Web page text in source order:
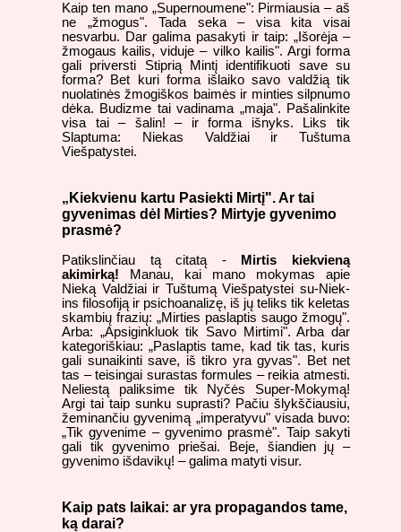
Kaip ten mano „Supernoumene": Pirmiausia – aš
ne „žmogus". Tada seka – visa kita visai
nesvarbu. Dar galima pasakyti ir taip: „Išorėja –
žmogaus kailis, viduje – vilko kailis". Argi forma
gali priversti Stiprią Mintį identifikuoti save su
forma? Bet kuri forma išlaiko savo valdžią tik
nuolatinės žmogiškos baimės ir minties silpnumo
dėka. Budizme tai vadinama „maja". Pašalinkite
visa tai – šalin! – ir forma išnyks. Liks tik
Slaptuma: Niekas Valdžiai ir Tuštuma
Viešpatystei.
„Kiekvienu kartu Pasiekti Mirtį". Ar tai
gyvenimas dėl Mirties? Mirtyje gyvenimo
prasmė?
Patikslinčiau tą citatą - Mirtis kiekvieną
akimirką! Manau, kai mano mokymas apie
Nieką Valdžiai ir Tuštumą Viešpatystei su-Niek-
ins filosofiją ir psichoanalizę, iš jų teliks tik keletas
skambių frazių: „Mirties paslaptis saugo žmogų".
Arba: „Apsiginkluok tik Savo Mirtimi". Arba dar
kategoriškiau: „Paslaptis tame, kad tik tas, kuris
gali sunaikinti save, iš tikro yra gyvas". Bet net
tas – teisingai surastas formules – reikia atmesti.
Neliestą paliksime tik Nyčės Super-Mokymą!
Argi tai taip sunku suprasti? Pačiu šlykščiausiu,
žeminančiu gyvenimą „imperatyvu" visada buvo:
„Tik gyvenime – gyvenimo prasmė". Taip sakyti
gali tik gyvenimo priešai. Beje, šiandien jų –
gyvenimo išdavikų! – galima matyti visur.
Kaip pats laikai: ar yra propagandos tame,
ką darai?